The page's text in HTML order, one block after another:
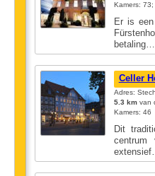
Kamers:
Er is
Celler
Adres:
5.3 kmvan
Kamers: 46
Dit